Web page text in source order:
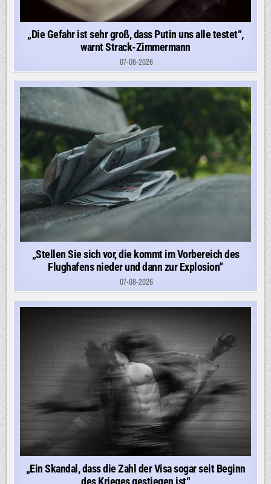
„Die Gefahr ist sehr groß, dass Putin uns alle testet“,
warnt Strack-Zimmermann
07-08-2026
„Stellen Sie sich vor, die kommt im Vorbereich des
Flughafens nieder und dann zur Explosion“
07-08-2026
„Ein Skandal, dass die Zahl der Visa sogar seit Beginn
des Krieges gestiegen ist“